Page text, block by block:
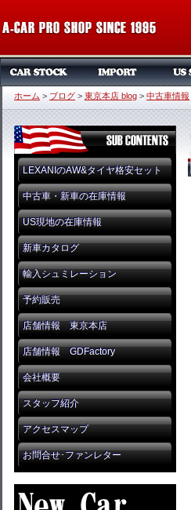
ホーム > ブログ > 東京本店 blog > 中古車情報
LEXANIのAW&タイヤ格安セット
中古車・新車の在庫情報
US現地の在庫情報
新車カタログ
輸入シュミレーション
予約販売
店舗情報 東京本店
店舗情報 GDFactory
会社概要
スタッフ紹介
アクセスマップ
お問合せ･ファンレター